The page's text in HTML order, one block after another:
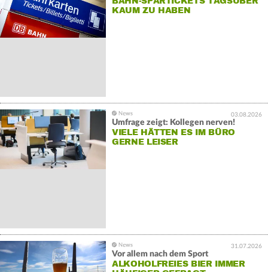
KAUM ZU HABEN
03.08.2026
Umfrage zeigt: Kollegen nerven!
VIELE HÄTTEN ES IM BÜRO
GERNE LEISER
31.07.2026
Vor allem nach dem Sport
ALKOHOLFREIES BIER IMMER